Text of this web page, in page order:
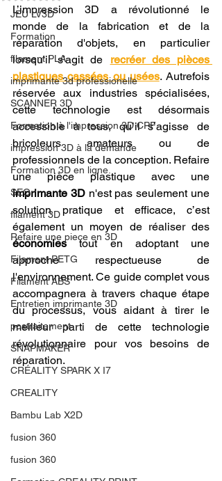
JEU LV3D
Formation
filament PLA
imprimante 3d professionelle
SCANNER 3D
Formation à l'impression 3D CPF
impression 3D à la demande
Formation 3D en ligne.
SEO
filament 3D
Refaire une piece en 3D
Filament PETG
Filament ABS
Entretien imprimante 3D
postraitement
SNAPMAKER
CRÉALITY SPARK X I7
CREALITY
Bambu Lab X2D
fusion 360
fusion 360
L’impression 3D a révolutionné le
monde de la fabrication et de la
réparation d'objets, en particulier
lorsqu'il s'agit de recréer des pièces
plastiques cassées ou usées. Autrefois
réservée aux industries spécialisées,
cette technologie est désormais
accessible à tous, qu’il s’agisse de
bricoleurs amateurs ou de
professionnels de la conception. Refaire
imprimante 3D n'est pas seulement une
solution pratique et efficace, c’est
économies tout en adoptant une
approche respectueuse de
l'environnement. Ce guide complet vous
accompagnera à travers chaque étape
du processus, vous aidant à tirer le
meilleur parti de cette technologie
révolutionnaire pour vos besoins de
réparation.